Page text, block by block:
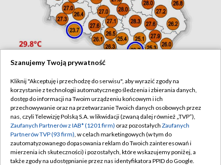
Prognoza długoterminowa IMGW
Pomimo coraz większej mocy obliczeniowej
superkomputerów i szerokiej wiedzy o procesach
pogodowych, wciąż nie można uniknąć błędów i różnic w
prognozach na tak długi okres w przyszłość.
Szanujemy Twoją prywatność
Kliknij "Akceptuję i przechodzę do serwisu", aby wyrazić zgody na
korzystanie z technologii automatycznego śledzenia i zbierania danych,
dostęp do informacji na Twoim urządzeniu końcowym i ich
przechowywanie oraz na przetwarzanie Twoich danych osobowych przez
nas, czyli Telewizję Polską S.A. w likwidacji (zwaną dalej również „TVP”),
Zaufanych Partnerów z IAB* (1201 firm) oraz pozostałych Zaufanych
Partnerów TVP (93 firm), w celach marketingowych (w tym do
zautomatyzowanego dopasowania reklam do Twoich zainteresowań i
mierzenia ich skuteczności) i pozostałych, które wskazujemy poniżej, a
także zgody na udostępnianie przez nas identyfikatora PPID do Google.